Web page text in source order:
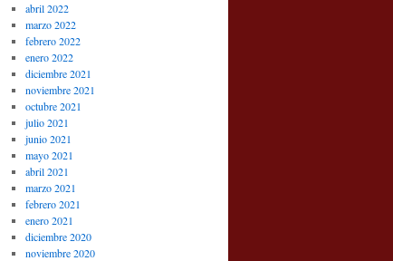
abril 2022
marzo 2022
febrero 2022
enero 2022
diciembre 2021
noviembre 2021
octubre 2021
julio 2021
junio 2021
mayo 2021
abril 2021
marzo 2021
febrero 2021
enero 2021
diciembre 2020
noviembre 2020